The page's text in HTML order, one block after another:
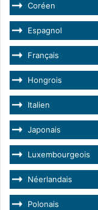
Coréen
Espagnol
Français
Hongrois
Italien
Japonais
Luxembourgeois
Néerlandais
Polonais